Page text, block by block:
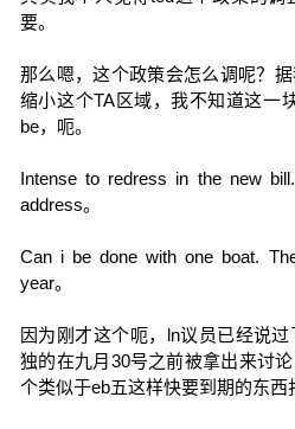
要。
那么嗯，这个政策会怎么调呢？
缩小这个TA区域，我不知道这一
be，呃。
Intense to redress in the new
address。
Can i be done with one boat.
year。
因为刚才这个呃，ln议员已经说
独的在九月30号之前被拿出来讨
个类似于eb五这样快要到期的东西